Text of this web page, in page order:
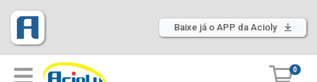
Baixe já o APP da Acioly
0